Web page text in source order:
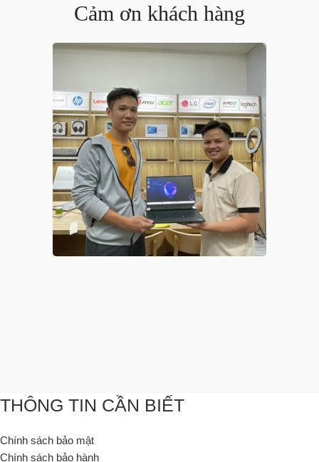
Cảm ơn khách hàng
THÔNG TIN CẦN BIẾT
Chính sách bảo mật
Chính sách bảo hành